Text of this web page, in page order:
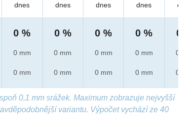
dnes
0 %
0 mm
0 mm
dnes
0 %
0 mm
0 mm
dnes
0 %
0 mm
0 mm
dnes
0 %
0 mm
0 mm
dnes
0 %
0 mm
0 mm
0,1 mm srážek. Maximum zobrazuje nejvyšší
variantu. Výpočet vychází ze 40